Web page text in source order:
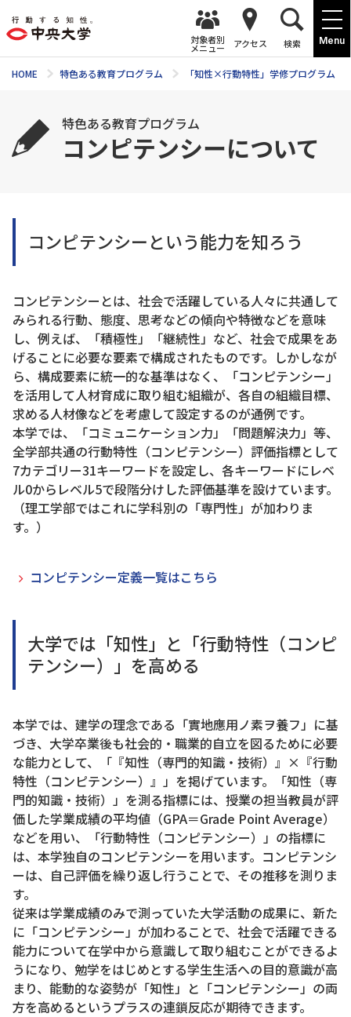
Menu
対象者別
メニュー アクセス 検索
HOME 特色ある教育プログラム 「知性×行動特性」学修プログラム
特色ある教育プログラム
コンピテンシーについて
コンピテンシーという能力を知ろう
コンピテンシーとは、社会で活躍している人々に共通して
みられる行動、態度、思考などの傾向や特徴などを意味
し、例えば、「積極性」「継続性」など、社会で成果をあ
げることに必要な要素で構成されたものです。しかしなが
ら、構成要素に統一的な基準はなく、「コンピテンシー」
を活用して人材育成に取り組む組織が、各自の組織目標、
求める人材像などを考慮して設定するのが通例です。
本学では、「コミュニケーション力」「問題解決力」等、
全学部共通の行動特性（コンピテンシー）評価指標として
7カテゴリー31キーワードを設定し、各キーワードにレベ
ル0からレベル5で段階分けした評価基準を設けています。
（理工学部ではこれに学科別の「専門性」が加わりま
す。）
コンピテンシー定義一覧はこちら
大学では「知性」と「行動特性（コンピ
テンシー）」を高める
本学では、建学の理念である「實地應用ノ素ヲ養フ」に基
づき、大学卒業後も社会的・職業的自立を図るために必要
な能力として、「『知性（専門的知識・技術）』×『行動
特性（コンピテンシー）』」を掲げています。「知性（専
門的知識・技術）」を測る指標には、授業の担当教員が評
価した学業成績の平均値（GPA＝Grade Point Average）
などを用い、「行動特性（コンピテンシー）」の指標に
は、本学独自のコンピテンシーを用います。コンピテンシ
ーは、自己評価を繰り返し行うことで、その推移を測りま
す。
従来は学業成績のみで測っていた大学活動の成果に、新た
に「コンピテンシー」が加わることで、社会で活躍できる
能力について在学中から意識して取り組むことができるよ
うになり、勉学をはじめとする学生生活への目的意識が高
まり、能動的な姿勢が「知性」と「コンピテンシー」の両
方を高めるというプラスの連鎖反応が期待できます。